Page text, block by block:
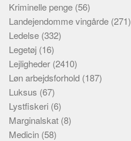
Kriminelle penge (56)
Landejendomme vingårde (271)
Ledelse (332)
Legetøj (16)
Lejligheder (2410)
Løn arbejdsforhold (187)
Luksus (67)
Lystfiskeri (6)
Marginalskat (8)
Medicin (58)